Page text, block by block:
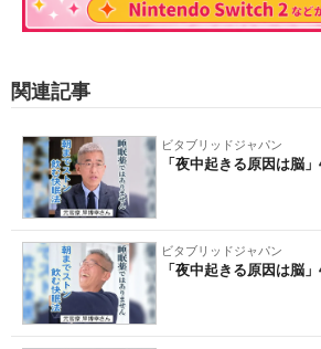
関連記事
ビタブリッドジャパン
「夜中起きる原因は脳
ビタブリッドジャパン
「夜中起きる原因は脳